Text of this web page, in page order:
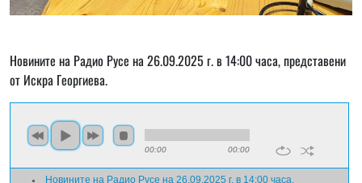
Новините на Радио Русе на 26.09.2025 г. в 14:00 часа, представени
от Искра Георгиева.
00:00 00:00
Новините на Радио Русе на 26.09.2025 г. в 14:00 часа,